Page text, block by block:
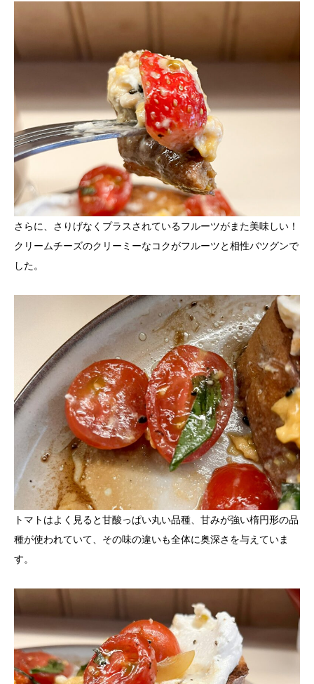
さらに、さりげなくプラスされているフルーツがまた美味しい！
クリームチーズのクリーミーなコクがフルーツと相性バツグンで
した。
トマトはよく見ると甘酸っぱい丸い品種、甘みが強い楕円形の品
種が使われていて、その味の違いも全体に奥深さを与えていま
す。